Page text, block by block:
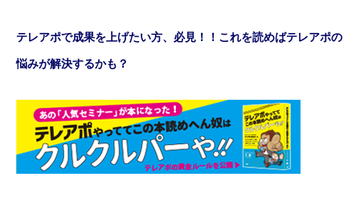
テレアポで成果を上げたい方、必見！！これを読めばテレアポの
悩みが解決するかも？